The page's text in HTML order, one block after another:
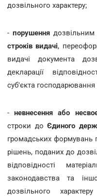
дозвільного характеру;
- порушення
строків видачі,
видачі документа
декларації
суб'єкта
-невнесення або
строки доЄдиного
громадських формувань
рішень, поданих до
відповідності
законодавства та
дозвільного